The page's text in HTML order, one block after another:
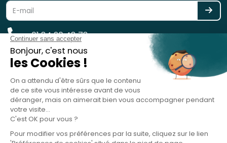
01 84 20 48 78
reservation@spotlag.com